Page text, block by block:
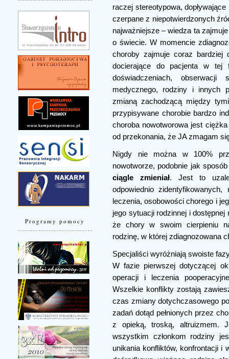
Programy pomocy
raczej stereotypowa,
czerpane z niepotwierdzonych
najważniejsze – wiedza ta
o świecie. W momencie
choroby zajmuje coraz bardziej
docierające do pacjenta w tej
doświadczeniach,
medycznego, rodziny i innych
zmianą zachodzącą między
przypisywane chorobie bardzo
choroba nowotworowa jest
od przekonania, że JA zmagam
Nigdy nie można w 100%
nowotworze, podobnie jak
ciągle zmieniał. Jest to
odpowiednio
leczenia, osobowości chorego i
jego sytuacji rodzinnej i
że chory w swoim cierpieniu
rodzinę, w której zdiagnozowana
Specjaliści wyróżniają swoiste
W fazie pierwszej dotyczącej
operacji i leczenia
Wszelkie konflikty zostają
czas zmiany dotychczasowego
zadań dotąd pełnionych przez
z opieką, troską, altruizmem.
wszystkim członkom rodziny
unikania konfliktów, konfrontacji i